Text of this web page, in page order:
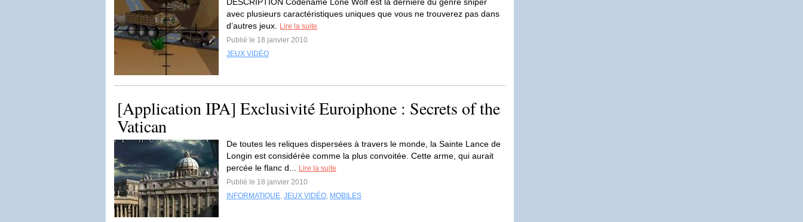
avec plusieurs caractéristiques uniques que vous ne trouverez pas dans
d’autres jeux.
Lire la suite
Publié le 18 janvier 2010
JEUX VIDÉO
[Application IPA] Exclusivité Euroiphone : Secrets of the
Vatican
De toutes les reliques dispersées à travers le monde, la Sainte Lance de
Longin est considérée comme la plus convoitée. Cette arme, qui aurait
percée le flanc d...
Lire la suite
Publié le 18 janvier 2010
INFORMATIQUE, JEUX VIDÉO, MOBILES